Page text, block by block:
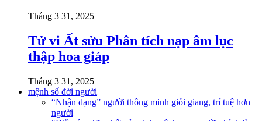
Tháng 3 31, 2025
Tử vi Ất sửu Phân tích nạp âm lục
thập hoa giáp
Tháng 3 31, 2025
mệnh số đời người
“Nhận dạng” người thông minh giỏi giang, trí tuệ hơn
người